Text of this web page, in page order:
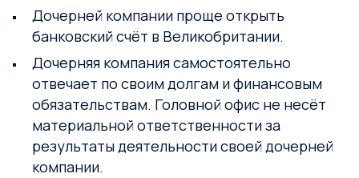
Дочерней компании проще открыть
банковский счёт в Великобритании.
Дочерняя компания самостоятельно
отвечает по своим долгам и финансовым
обязательствам. Головной офис не несёт
материальной ответственности за
результаты деятельности своей дочерней
компании.